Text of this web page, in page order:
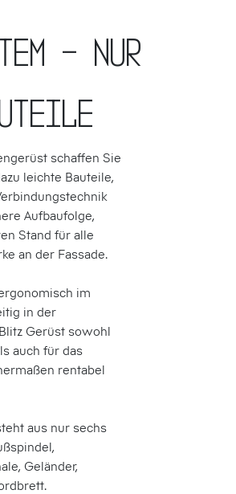
– nur
schaffen Sie
leichte Bauteile,
Aufbaufolge,
Stand für alle
an der Fassade.
im
in der
Gerüst sowohl
auch für das
rentabel
aus nur sechs
Geländer,